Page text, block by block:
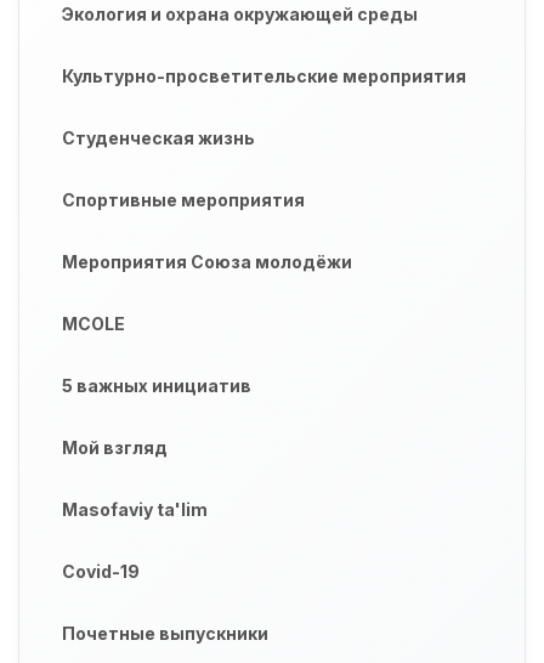
Экология и охрана окружающей среды
Культурно-просветительские мероприятия
Студенческая жизнь
Спортивные мероприятия
Мероприятия Союза молодёжи
MCOLE
5 важных инициатив
Мой взгляд
Masofaviy ta'lim
Covid-19
Почетные выпускники